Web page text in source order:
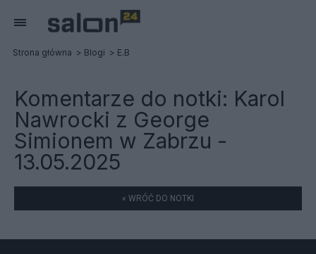
Strona główna Blogi E.B
Komentarze do notki: Karol
Nawrocki z George
Simionem w Zabrzu -
13.05.2025
« WRÓĆ DO NOTKI